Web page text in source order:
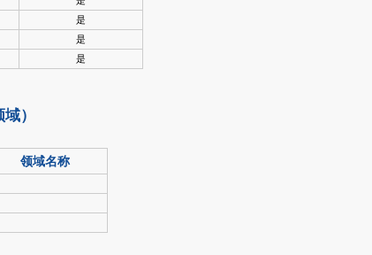
是
是
是
）
领域名称